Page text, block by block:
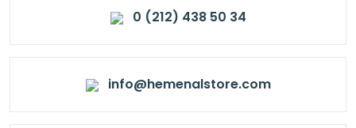
0 (212) 438 50 34
info@hemenalstore.com